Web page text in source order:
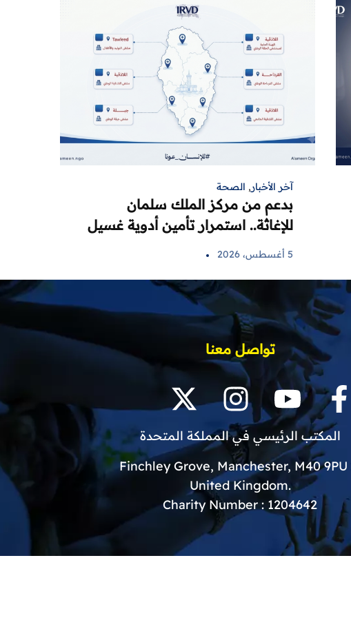
آخر الأخبار, الصحة
بدعم من مركز الملك سلمان
للإغاثة.. استمرار تأمين أدوية غسيل
5 أغسطس، 2026
تواصل معنا
المكتب الرئيسي في المملكة المتحدة
.United Kingdom
Charity Number : 1204642